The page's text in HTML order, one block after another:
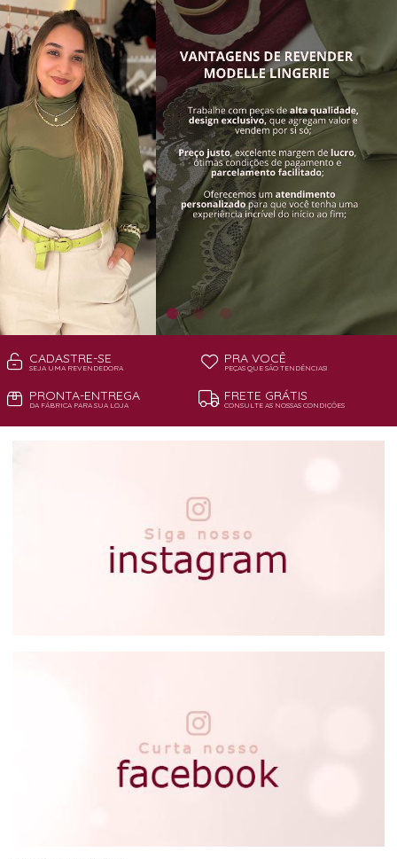
ROBES
TODOS DE PAGA POUCO MODELLE
TODOS DE PIJAMAS | ROBES
CADASTRE-SE
SEJA UMA REVENDEDORA
PRA VOCÊ
PEÇAS QUE SÃO TENDÊNCIAS!
PRONTA-ENTREGA
DA FÁBRICA PARA SUA LOJA
FRETE GRÁTIS
CONSULTE AS NOSSAS CONDIÇÕES